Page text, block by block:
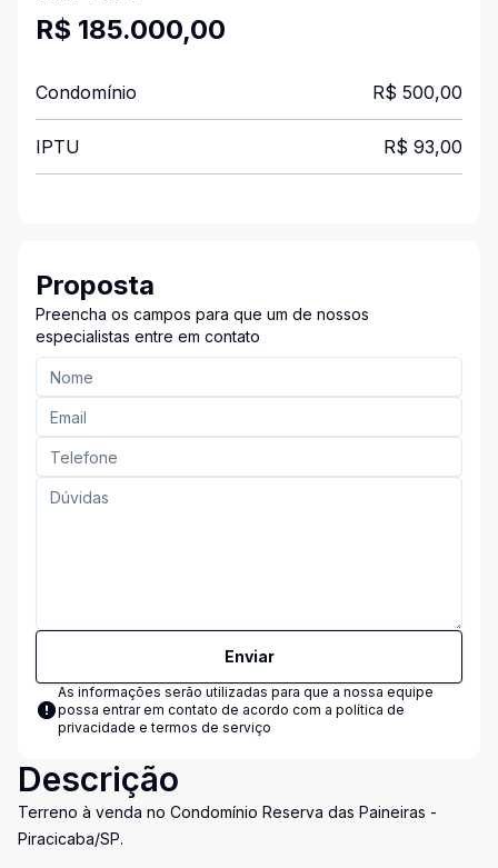
R$ 185.000,00
Condomínio R$ 500,00
IPTU R$ 93,00
Proposta
Preencha os campos para que um de nossos
especialistas entre em contato
Enviar
As informações serão utilizadas para que a nossa equipe
possa entrar em contato de acordo com a política de
privacidade e termos de serviço
Descrição
Terreno à venda no Condomínio Reserva das Paineiras -
Piracicaba/SP.